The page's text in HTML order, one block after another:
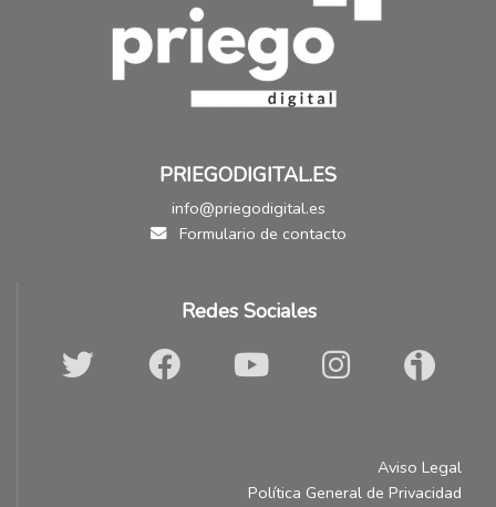
PRIEGODIGITAL.ES
info@priegodigital.es
Formulario de contacto
Redes Sociales
Aviso Legal
Política General de Privacidad